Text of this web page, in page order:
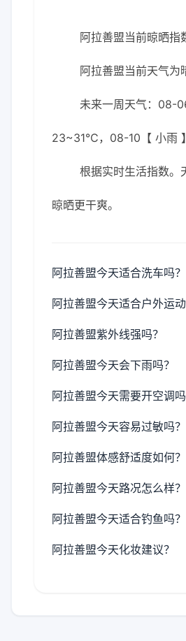
阿拉善盟当前晾晒指
阿拉善盟当前天气
未来一周天气：08-
23~31℃，08-10【 小雨
根据实时生活指数。
晾晒更干爽。
阿拉善盟今天适合洗车吗？
阿拉善盟今天适合户外运动
阿拉善盟紫外线强吗？
阿拉善盟今天会下雨吗？
阿拉善盟今天需要开空调吗
阿拉善盟今天容易过敏吗？
阿拉善盟体感舒适度如何？
阿拉善盟今天路况怎么样？
阿拉善盟今天适合钓鱼吗？
阿拉善盟今天化妆建议？